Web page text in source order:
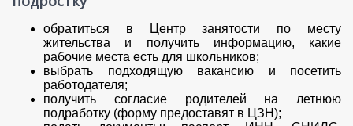
обратиться в Центр занятости по месту
жительства и получить информацию, какие
рабочие места есть для школьников;
выбрать подходящую вакансию и посетить
работодателя;
получить согласие родителей на летнюю
подработку (форму предоставят в ЦЗН);